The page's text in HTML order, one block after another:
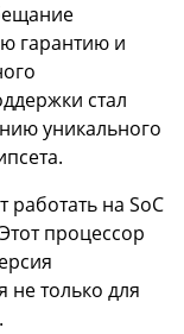
гарантию и
стал
уникального
работать на SoC
процессор
не только для